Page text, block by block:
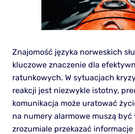
Znajomość języka norweskich
kluczowe znaczenie dla
ratunkowych. W sytuacjach
reakcji jest niezwykle istotny,
komunikacja może uratować
na numery alarmowe muszą być
zrozumiale przekazać informacje